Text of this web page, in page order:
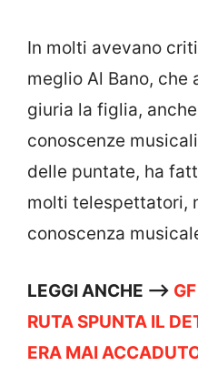
In molti avevano
meglio Al Bano,
giuria la figlia,
conoscenze
delle puntate, ha
molti telespettatori,
conoscenza
LEGGI ANCHE —->
RUTA SPUNTA IL
ERA MAI